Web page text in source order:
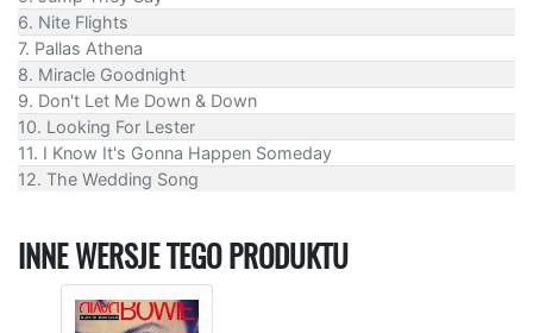
6. Nite Flights
7. Pallas Athena
8. Miracle Goodnight
9. Don't Let Me Down & Down
10. Looking For Lester
11. I Know It's Gonna Happen Someday
12. The Wedding Song
INNE WERSJE TEGO PRODUKTU